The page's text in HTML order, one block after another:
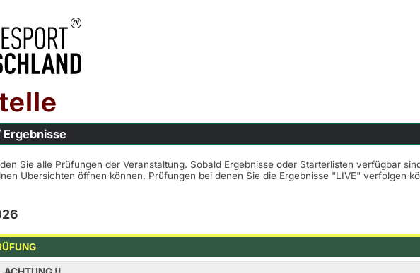
Sie alle Prüfungen der Veranstaltung. Sobald Ergebnisse oder Starterlisten verfügbar
Übersichten öffnen können. Prüfungen bei denen Sie die Ergebnisse "LIVE" verfolgen